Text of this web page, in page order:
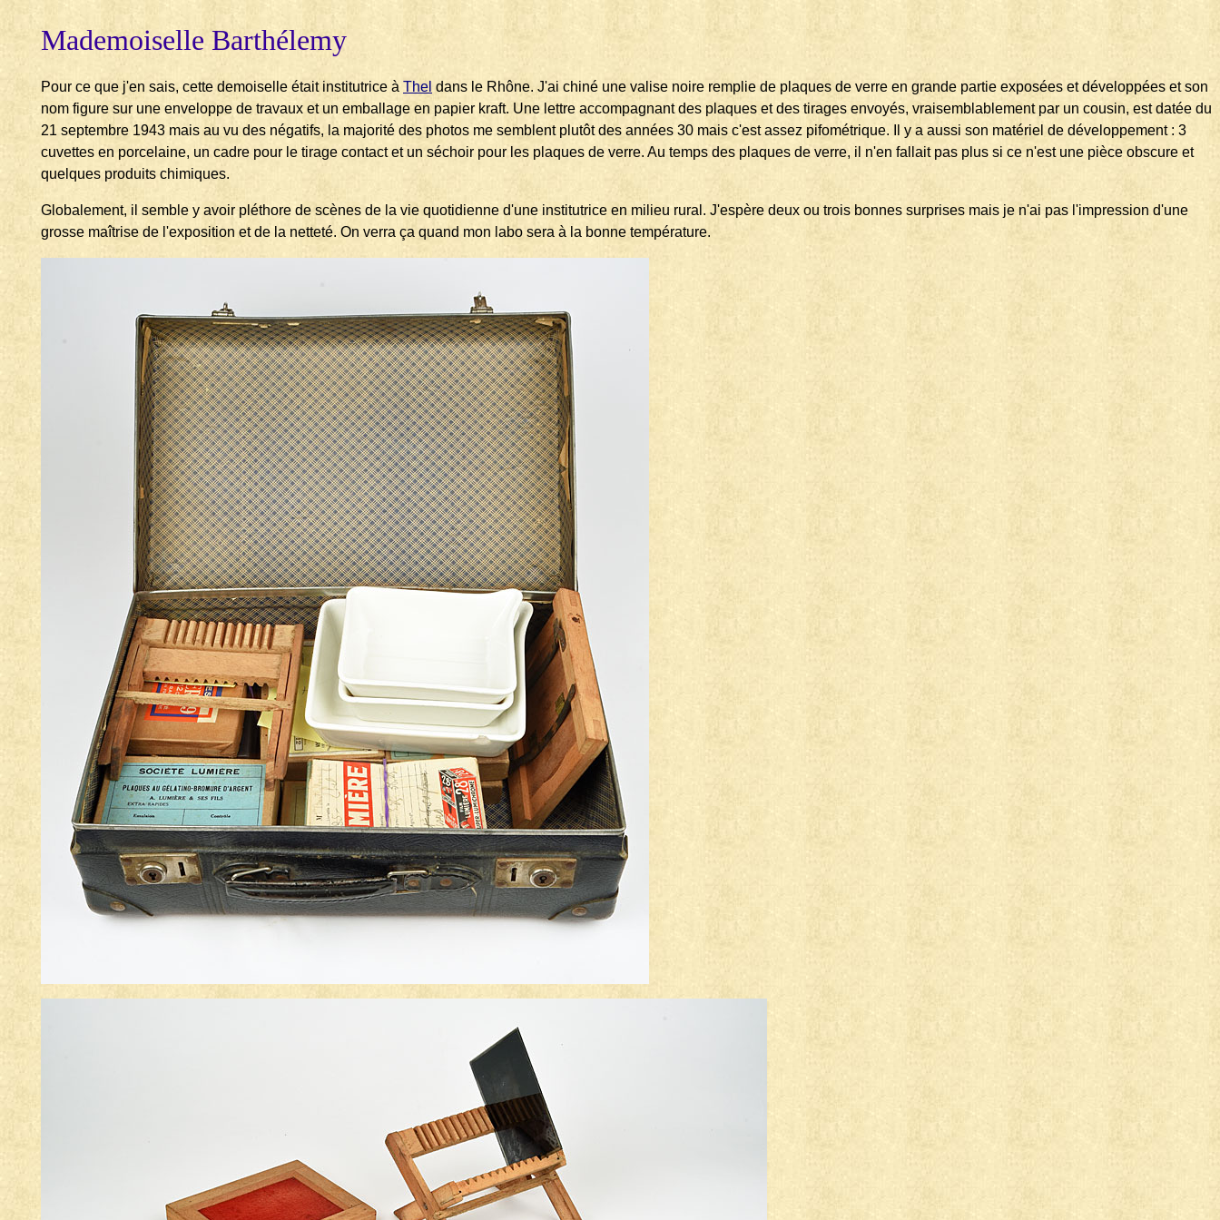
Mademoiselle Barthélemy
Pour ce que j'en sais, cette demoiselle était institutrice à Thel dans le Rhône. J'ai chiné une valise noire remplie de plaques de verre en grande partie exposées et développées et son
nom figure sur une enveloppe de travaux et un emballage en papier kraft. Une lettre accompagnant des plaques et des tirages envoyés, vraisemblablement par un cousin, est datée du
21 septembre 1943 mais au vu des négatifs, la majorité des photos me semblent plutôt des années 30 mais c'est assez pifométrique. Il y a aussi son matériel de développement : 3
cuvettes en porcelaine, un cadre pour le tirage contact et un séchoir pour les plaques de verre. Au temps des plaques de verre, il n'en fallait pas plus si ce n'est une pièce obscure et
quelques produits chimiques.
Globalement, il semble y avoir pléthore de scènes de la vie quotidienne d'une institutrice en milieu rural. J'espère deux ou trois bonnes surprises mais je n'ai pas l'impression d'une
grosse maîtrise de l'exposition et de la netteté. On verra ça quand mon labo sera à la bonne température.